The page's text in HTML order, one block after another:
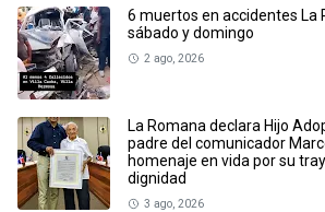
6 muertos en accidentes La
sábado y domingo
2 ago, 2026
La Romana declara Hijo
padre del comunicador
homenaje en vida por su
dignidad
3 ago, 2026